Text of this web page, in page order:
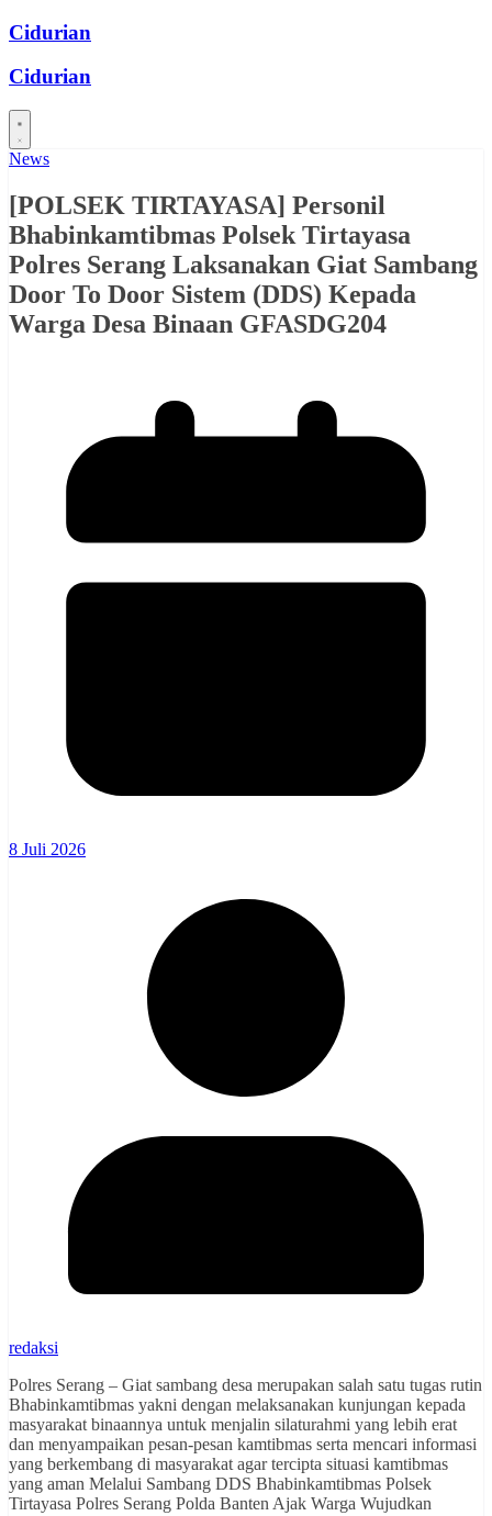
Skip
content
Cidurian
Cidurian
News
[POLSEK TIRTAYASA] Personil
Bhabinkamtibmas Polsek Tirtayasa
Polres Serang Laksanakan Giat Sambang
Door To Door Sistem (DDS) Kepada
Warga Desa Binaan GFASDG204
8 Juli 2026
redaksi
Polres Serang – Giat sambang desa merupakan salah satu tugas rutin
Bhabinkamtibmas yakni dengan melaksanakan kunjungan kepada
masyarakat binaannya untuk menjalin silaturahmi yang lebih erat
dan menyampaikan pesan-pesan kamtibmas serta mencari informasi
yang berkembang di masyarakat agar tercipta situasi kamtibmas
yang aman Melalui Sambang DDS Bhabinkamtibmas Polsek
Tirtayasa Polres Serang Polda Banten Ajak Warga Wujudkan